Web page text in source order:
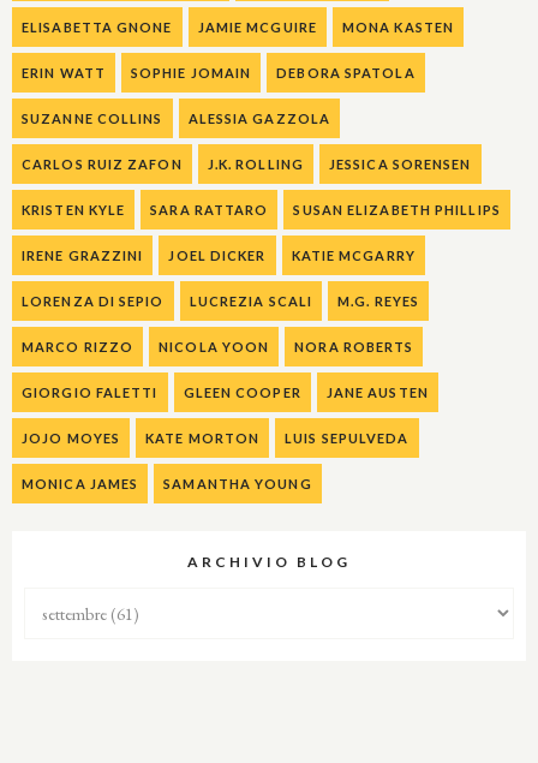
ELISABETTA GNONE JAMIE MCGUIRE MONA KASTEN
ERIN WATT SOPHIE JOMAIN DEBORA SPATOLA
SUZANNE COLLINS ALESSIA GAZZOLA
CARLOS RUIZ ZAFON J.K. ROLLING JESSICA SORENSEN
KRISTEN KYLE SARA RATTARO SUSAN ELIZABETH PHILLIPS
IRENE GRAZZINI JOEL DICKER KATIE MCGARRY
LORENZA DI SEPIO LUCREZIA SCALI M.G. REYES
MARCO RIZZO NICOLA YOON NORA ROBERTS
GIORGIO FALETTI GLEEN COOPER JANE AUSTEN
JOJO MOYES KATE MORTON LUIS SEPULVEDA
MONICA JAMES SAMANTHA YOUNG
ARCHIVIO BLOG